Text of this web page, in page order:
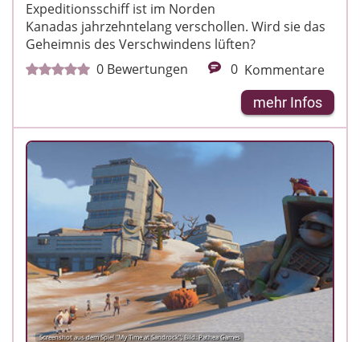
Expeditionsschiff ist im Norden
Kanadas jahrzehntelang verschollen. Wird sie das
Geheimnis des Verschwindens lüften?
0 Bewertungen 0 Kommentare
mehr Infos
Screenshot aus dem Spiel "My Time at Sandrock"; Bild: Pathea Games